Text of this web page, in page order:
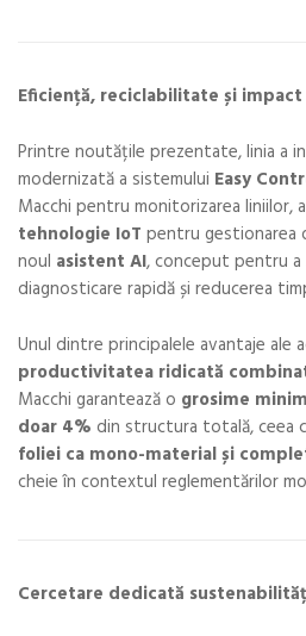
Eficiență, reciclabilitate și
Printre noutățile prezentate, linia a
modernizată a sistemului Easy
Macchi pentru monitorizarea liniilor,
tehnologie IoT pentru gestionarea
noul asistent AI, conceput pentru
diagnosticare rapidă și reducerea
Unul dintre principalele avantaje ale
productivitatea ridicată
Macchi garantează o grosime
doar 4% din structura totală, ceea
foliei ca mono-material și
cheie în contextul reglementărilor
Cercetare dedicată